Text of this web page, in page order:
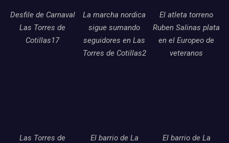
Desfile de Carnaval
Las Torres de
Cotillas17
La marcha nordica
sigue sumando
seguidores en Las
Torres de Cotillas2
El atleta torreno
Ruben Salinas plata
en el Europeo de
veteranos
Las Torres de
El barrio de La
El barrio de La